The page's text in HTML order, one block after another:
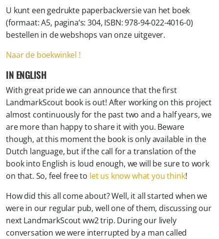
U kunt een gedrukte paperbackversie van het boek
(formaat: A5, pagina’s: 304, ISBN: 978-94-022-4016-0)
bestellen in de webshops van onze uitgever.
Naar de boekwinkel !
IN ENGLISH
With great pride we can announce that the first
LandmarkScout book is out! After working on this project
almost continuously for the past two and a half years, we
are more than happy to share it with you. Beware
though, at this moment the book is only available in the
Dutch language, but if the call for a translation of the
book into English is loud enough, we will be sure to work
on that. So, feel free to let us know what you think!
How did this all come about? Well, it all started when we
were in our regular pub, well one of them, discussing our
next LandmarkScout ww2 trip. During our lively
conversation we were interrupted by a man called